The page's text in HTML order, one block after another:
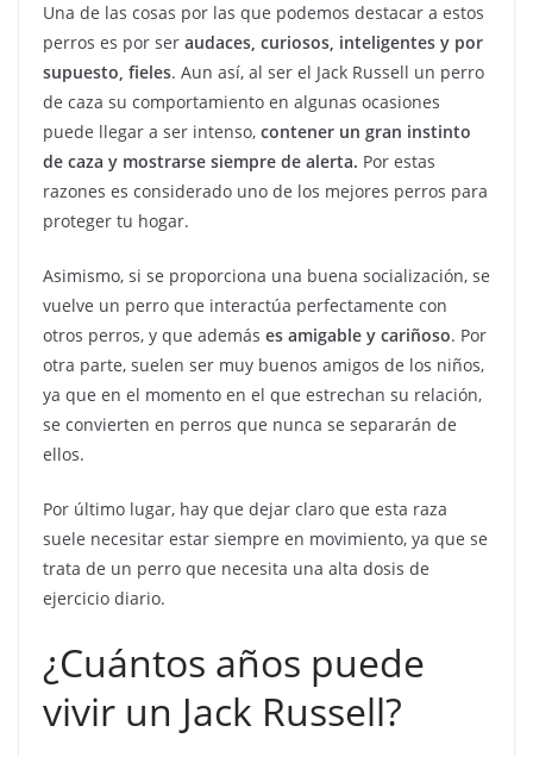
Una de las cosas por las que podemos destacar a estos
perros es por ser audaces, curiosos, inteligentes y por
supuesto, fieles. Aun así, al ser el Jack Russell un perro
de caza su comportamiento en algunas ocasiones
puede llegar a ser intenso, contener un gran instinto
de caza y mostrarse siempre de alerta. Por estas
razones es considerado uno de los mejores perros para
proteger tu hogar.
Asimismo, si se proporciona una buena socialización, se
vuelve un perro que interactúa perfectamente con
otros perros, y que además es amigable y cariñoso. Por
otra parte, suelen ser muy buenos amigos de los niños,
ya que en el momento en el que estrechan su relación,
se convierten en perros que nunca se separarán de
ellos.
Por último lugar, hay que dejar claro que esta raza
suele necesitar estar siempre en movimiento, ya que se
trata de un perro que necesita una alta dosis de
ejercicio diario.
¿Cuántos años puede
vivir un Jack Russell?